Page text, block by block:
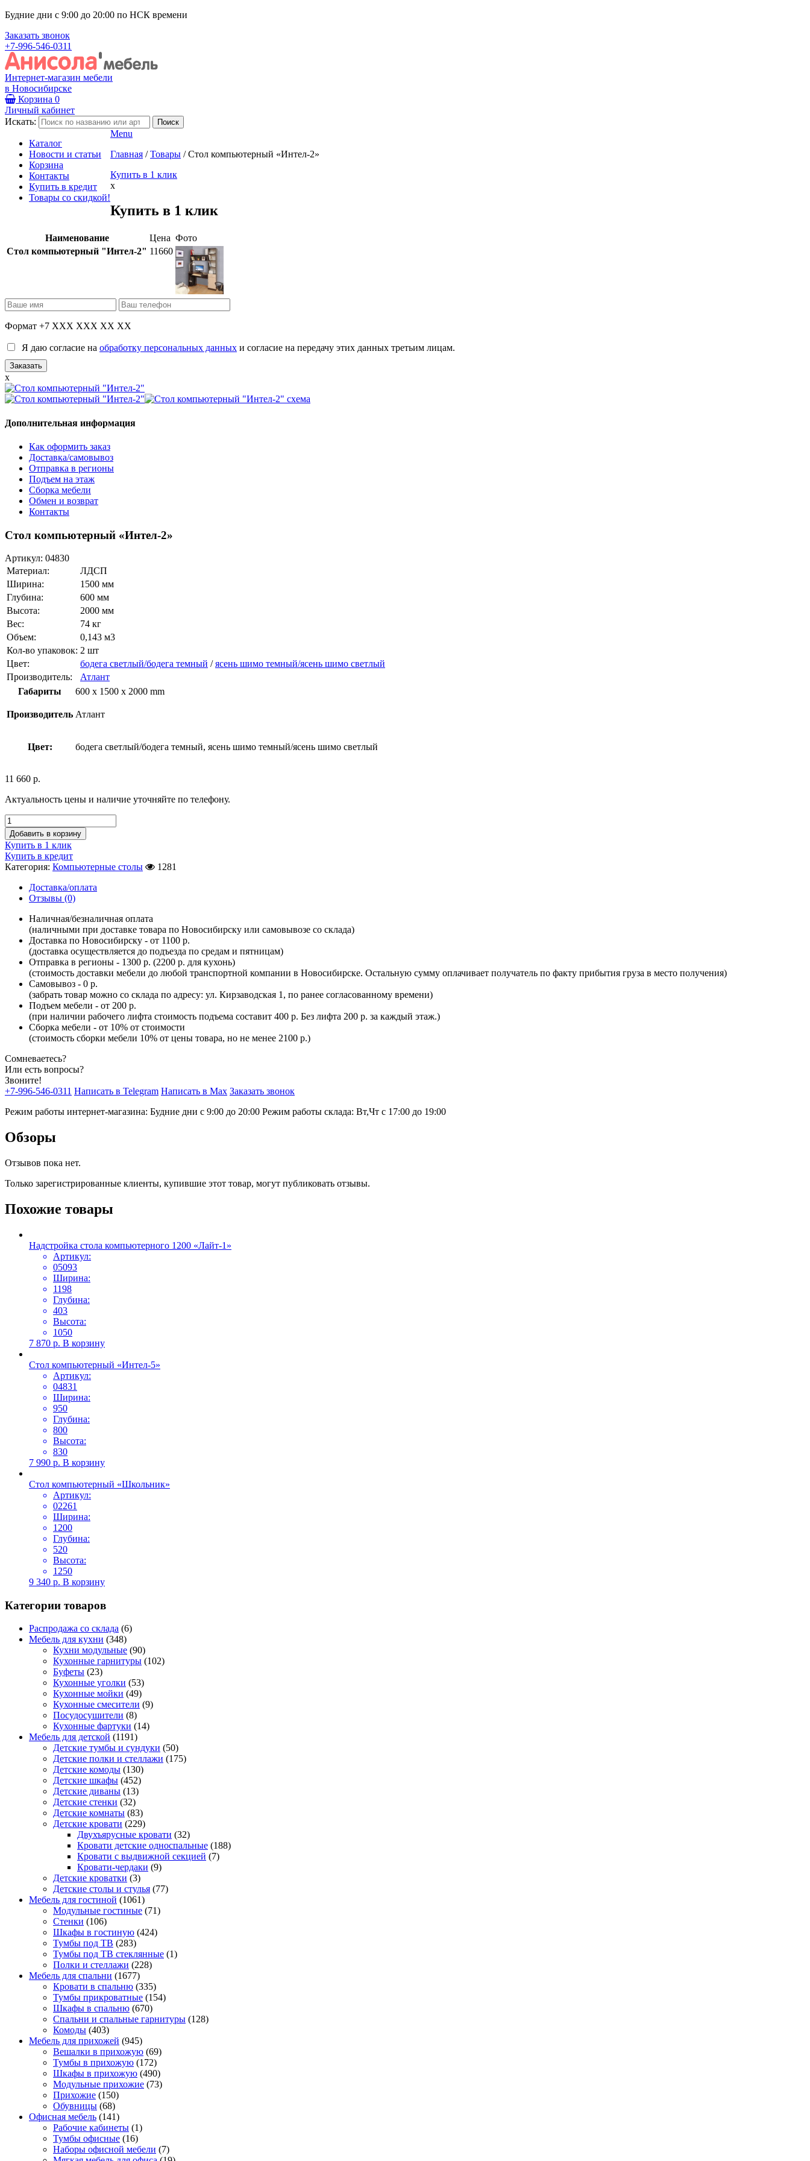
Будние дни с 9:00 до 20:00 по НСК времени
Заказать звонок
+7-996-546-0311
Интернет-магазин мебели
в Новосибирске
Корзина 0
Личный кабинет
Искать:
Каталог
Новости и статьи
Корзина
Контакты
Купить в кредит
Товары со скидкой!
Menu
Главная / Товары / Стол компьютерный «Интел-2»
Купить в 1 клик
x
Купить в 1 клик
Наименование Цена Фото
Стол компьютерный "Интел-2" 11660
Формат +7 XXX XXX XX XX
Я даю согласие на обработку персональных данных и согласие на передачу этих данных третьим лицам.
x
Дополнительная информация
Как оформить заказ
Доставка/самовывоз
Отправка в регионы
Подъем на этаж
Сборка мебели
Обмен и возврат
Контакты
Стол компьютерный «Интел-2»
Артикул: 04830
Материал:
ЛДСП
Ширина:
1500 мм
Глубина:
600 мм
Высота:
2000 мм
Вес:
74 кг
Объем:
0,143 м3
Кол-во упаковок: 2 шт
Цвет:
бодега светлый/бодега темный /ясень шимо темный/ясень шимо светлый
Производитель:
Атлант
Габариты
600 x 1500 x 2000 mm
Производитель Атлант
Цвет: бодега светлый/бодега темный, ясень шимо темный/ясень шимо светлый
11 660 р.
Актуальность цены и наличие уточняйте по телефону.
Добавить в корзину
Купить в 1 клик
Купить в кредит
Категория: Компьютерные столы
1281
Доставка/оплата
Отзывы (0)
Наличная/безналичная оплата
(наличными при доставке товара по Новосибирску или самовывозе со склада)
Доставка по Новосибирску - от 1100 р.
(доставка осуществляется до подъезда по средам и пятницам)
Отправка в регионы - 1300 р. (2200 р. для кухонь)
(стоимость доставки мебели до любой транспортной компании в Новосибирске. Остальную сумму оплачивает получатель по факту прибытия груза в место получения)
Самовывоз - 0 р.
(забрать товар можно со склада по адресу: ул. Кирзаводская 1, по ранее согласованному времени)
Подъем мебели - от 200 р.
(при наличии рабочего лифта стоимость подъема составит 400 р. Без лифта 200 р. за каждый этаж.)
Сборка мебели - от 10% от стоимости
(стоимость сборки мебели 10% от цены товара, но не менее 2100 р.)
Сомневаетесь?
Или есть вопросы?
Звоните!
+7-996-546-0311 Написать в Telegram Написать в Max Заказать звонок
Режим работы интернет-магазина: Будние дни с 9:00 до 20:00 Режим работы склада: Вт,Чт с 17:00 до 19:00
Обзоры
Отзывов пока нет.
Только зарегистрированные клиенты, купившие этот товар, могут публиковать отзывы.
Похожие товары
Надстройка стола компьютерного 1200 «Лайт-1»
Артикул:
05093
Ширина:
1198
Глубина:
403
Высота:
1050
7 870 р. В корзину
Стол компьютерный «Интел-5»
Артикул:
04831
Ширина:
950
Глубина:
800
Высота:
830
7 990 р. В корзину
Стол компьютерный «Школьник»
Артикул:
02261
Ширина:
1200
Глубина:
520
Высота:
1250
9 340 р. В корзину
Категории товаров
Распродажа со склада (6)
Мебель для кухни (348)
Кухни модульные (90)
Кухонные гарнитуры (102)
Буфеты (23)
Кухонные уголки (53)
Кухонные мойки (49)
Кухонные смесители (9)
Посудосушители (8)
Кухонные фартуки (14)
Мебель для детской (1191)
Детские тумбы и сундуки (50)
Детские полки и стеллажи (175)
Детские комоды (130)
Детские шкафы (452)
Детские диваны (13)
Детские стенки (32)
Детские комнаты (83)
Детские кровати (229)
Двухъярусные кровати (32)
Кровати детские односпальные (188)
Кровати с выдвижной секцией (7)
Кровати-чердаки (9)
Детские кроватки (3)
Детские столы и стулья (77)
Мебель для гостиной (1061)
Модульные гостиные (71)
Стенки (106)
Шкафы в гостиную (424)
Тумбы под ТВ (283)
Тумбы под ТВ стеклянные (1)
Полки и стеллажи (228)
Мебель для спальни (1677)
Кровати в спальню (335)
Тумбы прикроватные (154)
Шкафы в спальню (670)
Спальни и спальные гарнитуры (128)
Комоды (403)
Мебель для прихожей (945)
Вешалки в прихожую (69)
Тумбы в прихожую (172)
Шкафы в прихожую (490)
Модульные прихожие (73)
Прихожие (150)
Обувницы (68)
Офисная мебель (141)
Рабочие кабинеты (1)
Тумбы офисные (16)
Наборы офисной мебели (7)